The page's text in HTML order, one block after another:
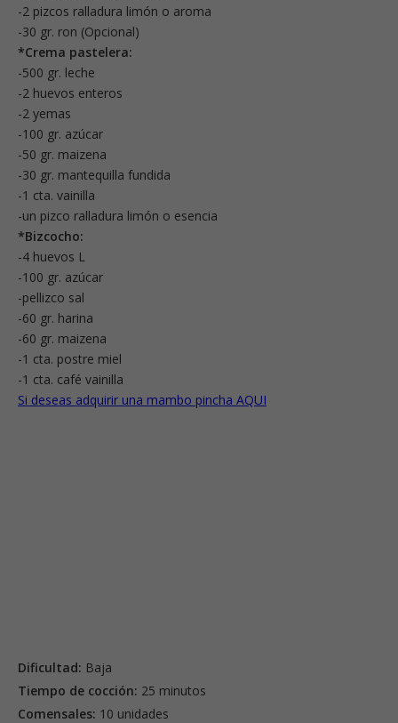
-2 pizcos ralladura limón o aroma
-30 gr. ron (Opcional)
*Crema pastelera:
-500 gr. leche
-2 huevos enteros
-2 yemas
-100 gr. azúcar
-50 gr. maizena
-30 gr. mantequilla fundida
-1 cta. vainilla
-un pizco ralladura limón o esencia
*Bizcocho:
-4 huevos L
-100 gr. azúcar
-pellizco sal
-60 gr. harina
-60 gr. maizena
-1 cta. postre miel
-1 cta. café vainilla
Si deseas adquirir una mambo pincha AQUI
Dificultad: Baja
Tiempo de cocción: 25 minutos
Comensales: 10 unidades